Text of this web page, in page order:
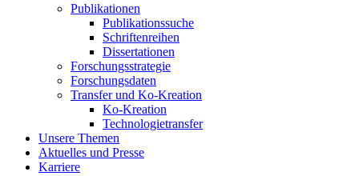
Publikationen
Publikationssuche
Schriftenreihen
Dissertationen
Forschungsstrategie
Forschungsdaten
Transfer und Ko-Kreation
Ko-Kreation
Technologietransfer
Unsere Themen
Aktuelles und Presse
Karriere